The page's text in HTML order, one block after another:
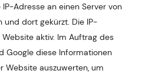
Adresse an einen Server von
und dort gekürzt. Die IP-
aktiv. Im Auftrag des
Google diese Informationen
Website auszuwerten, um